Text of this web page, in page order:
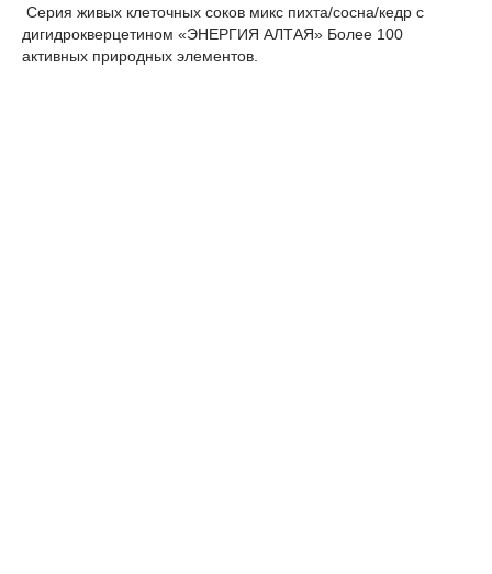
Серия живых клеточных соков микс пихта/сосна/кедр c
дигидрокверцетином «ЭНЕРГИЯ АЛТАЯ» Более 100
активных природных элементов.